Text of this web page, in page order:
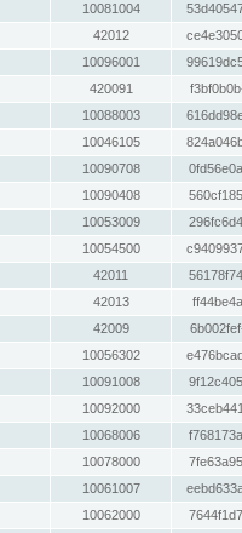
10081004
42012
10096001
420091
10088003
10046105
10090708
10090408
10053009
10054500
42011
42013
42009
10056302
10091008
10092000
10068006
10078000
10061007
10062000